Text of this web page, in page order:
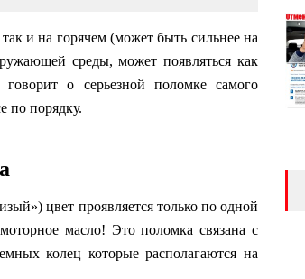
и на горячем (может быть сильнее на
среды, может появляться как
о серьезной поломке самого
по порядку.
цвет проявляется только по одной
масло! Это поломка связана с
колец которые располагаются на